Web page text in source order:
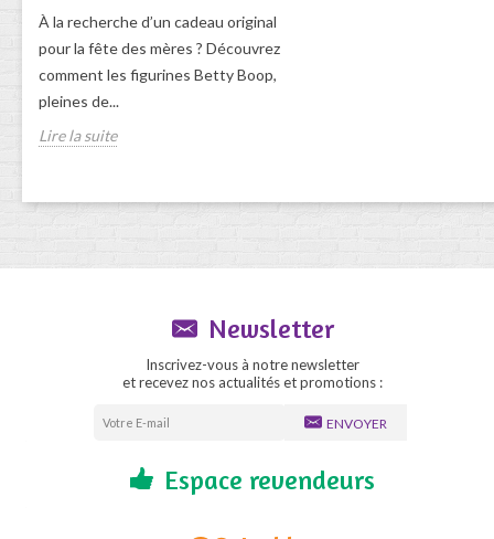
À la recherche d’un cadeau original
pour la fête des mères ? Découvrez
comment les figurines Betty Boop,
pleines de...
Lire la suite
Newsletter
Inscrivez-vous à notre newsletter
et recevez nos actualités et promotions :
ENVOYER
Espace revendeurs